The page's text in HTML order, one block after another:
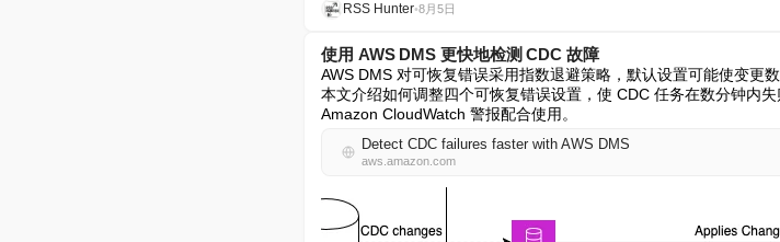
RSS Hunter•8月5日
使用 AWS DMS 更快地检测 CDC 故障
AWS DMS 对可恢复错误采用指数退避策略，默认设置可能使变更
本文介绍如何调整四个可恢复错误设置，使 CDC 任务在数分钟内
Amazon CloudWatch 警报配合使用。
Detect CDC failures faster with AWS DMS
aws.amazon.com